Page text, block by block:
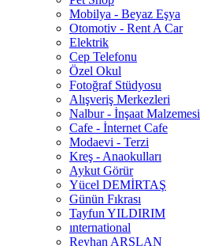
Mobilya - Beyaz Eşya
Otomotiv - Rent A Car
Elektrik
Cep Telefonu
Özel Okul
Fotoğraf Stüdyosu
Alışveriş Merkezleri
Nalbur - İnşaat Malzemesi
Cafe - İnternet Cafe
Modaevi - Terzi
Kreş - Anaokulları
Aykut Görür
Yücel DEMİRTAŞ
Günün Fıkrası
Tayfun YILDIRIM
ınternational
Reyhan ARSLAN